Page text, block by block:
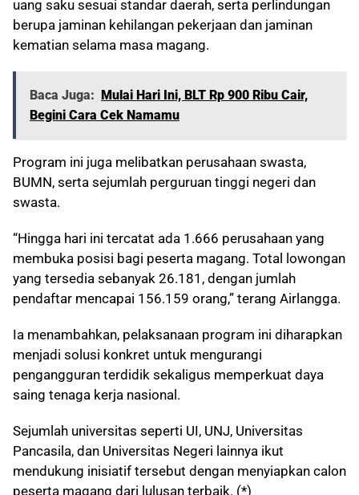
uang saku sesuai standar daerah, serta perlindungan
berupa jaminan kehilangan pekerjaan dan jaminan
kematian selama masa magang.
Baca Juga: Mulai Hari Ini, BLT Rp 900 Ribu Cair,
Begini Cara Cek Namamu
Program ini juga melibatkan perusahaan swasta,
BUMN, serta sejumlah perguruan tinggi negeri dan
swasta.
“Hingga hari ini tercatat ada 1.666 perusahaan yang
membuka posisi bagi peserta magang. Total lowongan
yang tersedia sebanyak 26.181, dengan jumlah
pendaftar mencapai 156.159 orang,” terang Airlangga.
Ia menambahkan, pelaksanaan program ini diharapkan
menjadi solusi konkret untuk mengurangi
pengangguran terdidik sekaligus memperkuat daya
saing tenaga kerja nasional.
Sejumlah universitas seperti UI, UNJ, Universitas
Pancasila, dan Universitas Negeri lainnya ikut
mendukung inisiatif tersebut dengan menyiapkan calon
peserta magang dari lulusan terbaik. (*)